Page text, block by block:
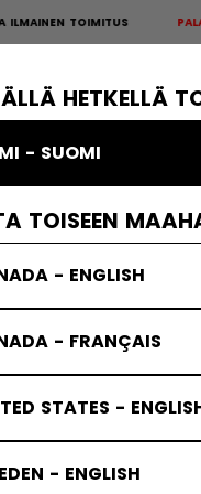
HETKELLÄ
- SUOMI
TOISEEN
- ENGLISH
- FRANÇAIS
STATES -
- ENGLISH
TOIMITUSPALAUTUS
- suojat